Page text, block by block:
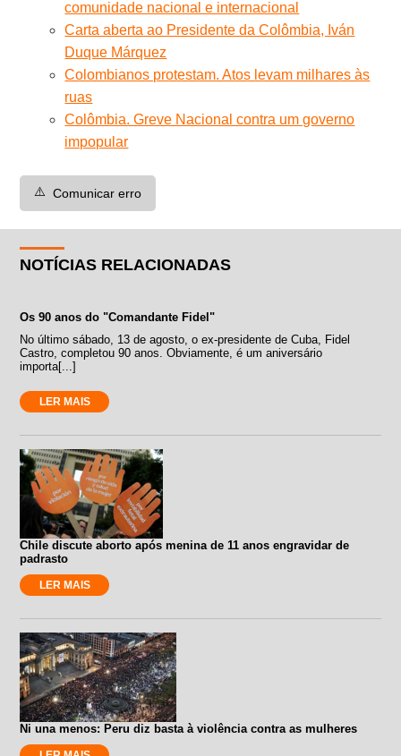
comunidade nacional e internacional
Carta aberta ao Presidente da Colômbia, Iván
Duque Márquez
Colombianos protestam. Atos levam milhares às
ruas
Colômbia. Greve Nacional contra um governo
impopular
⚠️ Comunicar erro
NOTÍCIAS RELACIONADAS
Os 90 anos do "Comandante Fidel"
No último sábado, 13 de agosto, o ex-presidente de Cuba, Fidel
Castro, completou 90 anos. Obviamente, é um aniversário
importa[...]
LER MAIS
Chile discute aborto após menina de 11 anos engravidar de
padrasto
LER MAIS
Ni una menos: Peru diz basta à violência contra as mulheres